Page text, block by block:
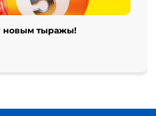
новым тыражы!